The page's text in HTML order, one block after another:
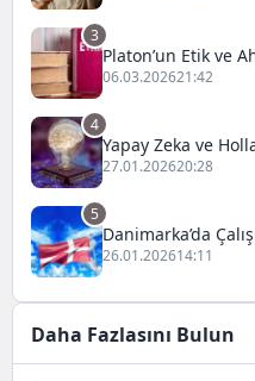
3
Platon’un Etik ve
06.03.202621:42
4
Yapay Zeka ve
27.01.202620:28
5
Danimarka’da
26.01.202614:11
Daha Fazlasını Bulun